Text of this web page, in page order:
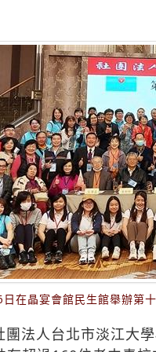
在晶宴會館民生館舉辦第
團法人台北市淡江